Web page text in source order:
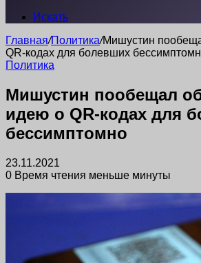
Искать
Главная/Политика/Мишустин
QR-кодах для болевших
Политика
Мишустин пообещал
идею о QR-кодах для
бессимптомно
23.11.2021
0 Время чтения меньше минуты